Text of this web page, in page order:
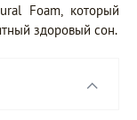
Foam, который
здоровый сон.